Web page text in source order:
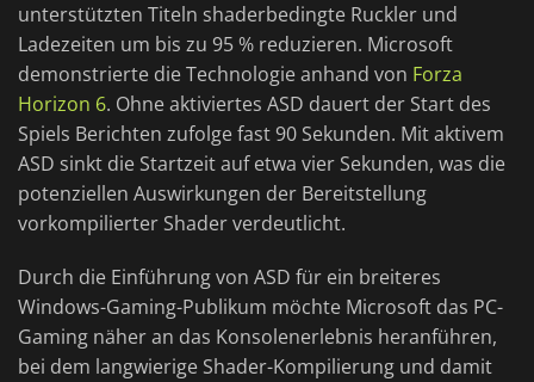
unterstützten Titeln shaderbedingte Ruckler und
Ladezeiten um bis zu 95 % reduzieren. Microsoft
demonstrierte die Technologie anhand von Forza
Horizon 6. Ohne aktiviertes ASD dauert der Start des
Spiels Berichten zufolge fast 90 Sekunden. Mit aktivem
ASD sinkt die Startzeit auf etwa vier Sekunden, was die
potenziellen Auswirkungen der Bereitstellung
vorkompilierter Shader verdeutlicht.
Durch die Einführung von ASD für ein breiteres
Windows-Gaming-Publikum möchte Microsoft das PC-
Gaming näher an das Konsolenerlebnis heranführen,
bei dem langwierige Shader-Kompilierung und damit